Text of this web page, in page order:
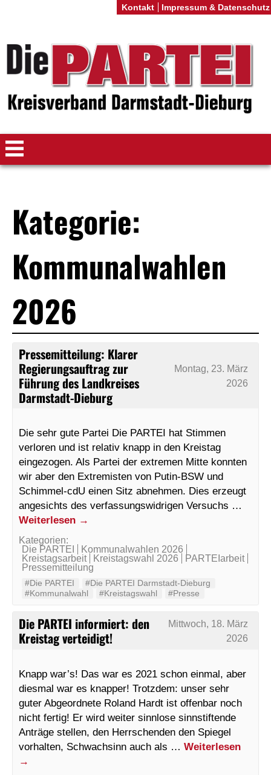
Kategorie:
Kommunalwahlen
2026
Pressemitteilung: Klarer
Regierungsauftrag zur
Führung des Landkreises
Darmstadt-Dieburg
Montag, 23. März
2026
Die sehr gute Partei Die PARTEI hat Stimmen
verloren und ist relativ knapp in den Kreistag
eingezogen. Als Partei der extremen Mitte konnten
wir aber den Extremisten von Putin-BSW und
Schimmel-cdU einen Sitz abnehmen. Dies erzeugt
angesichts des verfassungswidrigen Versuchs …
Weiterlesen →
Kategorien:
Die PARTEI
Kommunalwahlen 2026
Kreistagsarbeit
Kreistagswahl 2026
PARTEIarbeit
Pressemitteilung
#Die PARTEI
#Die PARTEI Darmstadt-Dieburg
#Kommunalwahl
#Kreistagswahl #Presse
Die PARTEI informiert: den
Kreistag verteidigt!
Mittwoch, 18. März
2026
Knapp war’s! Das war es 2021 schon einmal, aber
diesmal war es knapper! Trotzdem: unser sehr
guter Abgeordnete Roland Hardt ist offenbar noch
nicht fertig! Er wird weiter sinnlose sinnstiftende
Anträge stellen, den Herrschenden den Spiegel
vorhalten, Schwachsinn auch als … Weiterlesen
→
Kontakt Impressum & Datenschutz